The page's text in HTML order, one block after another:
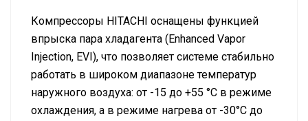
Компрессоры HITACHI оснащены функцией
впрыска пара хладагента (Enhanced Vapor
Injection, EVI), что позволяет системе стабильно
работать в широком диапазоне температур
наружного воздуха: от -15 до +55 °С в режиме
охлаждения, а в режиме нагрева от -30°С до